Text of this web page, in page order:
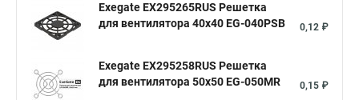
Exegate EX295265RUS Решетка
для вентилятора 40x40 EG-040PSB
0,12 ₽
Exegate EX295258RUS Решетка
для вентилятора 50х50 EG-050MR
0,15 ₽